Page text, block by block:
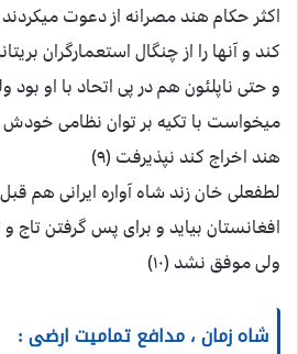
اکثر حکام هند مصرانه از دعوت
کند و آنها را از چنگال استعمارگران
و حتی ناپلئون هم در پی اتحاد با او بود
میخواست با تکیه بر توان نظامی خودش
هند اخراج کند نپذیرفت (۹)
لطفعلی خان زند شاه آواره ایرانی هم
افغانستان بیاید و برای پس گرفتن تاج
ولی موفق نشد (۱۰)
شاه زمان ، مدافع تمامیت ارضی :